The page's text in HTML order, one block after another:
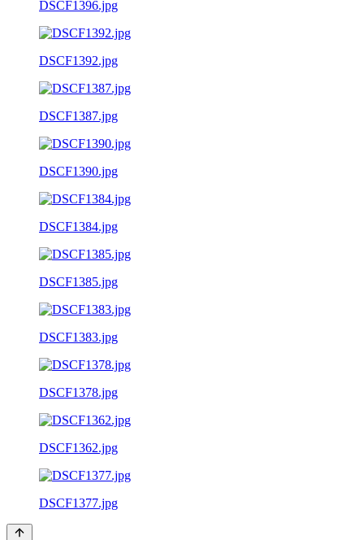
DSCF1396.jpg
DSCF1392.jpg
DSCF1387.jpg
DSCF1390.jpg
DSCF1384.jpg
DSCF1385.jpg
DSCF1383.jpg
DSCF1378.jpg
DSCF1362.jpg
DSCF1377.jpg